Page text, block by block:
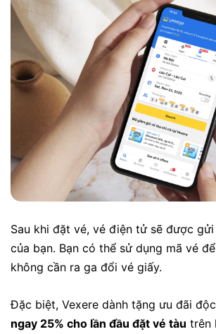
Sau khi đặt vé, vé điện tử sẽ được
của bạn. Bạn có thể sử dụng mã vé
không cần ra ga đổi vé giấy.
Đặc biệt, Vexere dành tặng ưu đãi
ngay 25% cho lần đầu đặt vé tàu trên